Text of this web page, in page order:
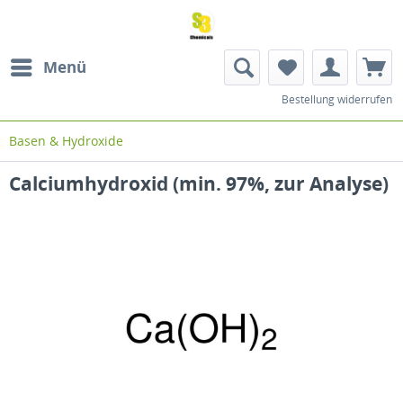
Menü
Bestellung widerrufen
Basen & Hydroxide
Calciumhydroxid (min. 97%, zur Analyse)